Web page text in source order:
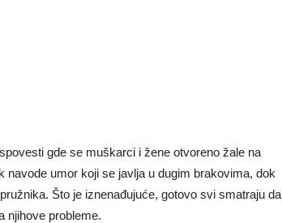
gde se muškarci i žene otvoreno žale na
umor koji se javlja u dugim brakovima, dok
Što je iznenađujuće, gotovo svi smatraju da
njihove probleme.